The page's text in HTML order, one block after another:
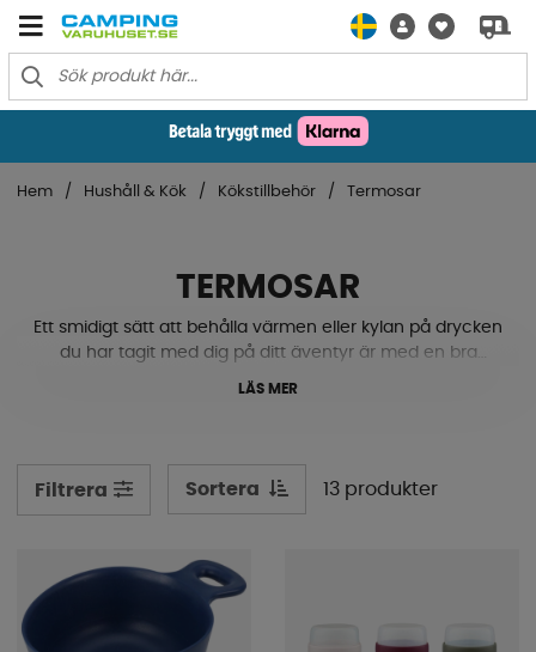
Hem Hushåll & Kök Kökstillbehör Termosar
TERMOSAR
Ett smidigt sätt att behålla värmen eller kylan på drycken
du har tagit med dig på ditt äventyr är med en bra
termos. Vi har termosar i flera utföranden, med motiv,
LÄS MER
Filtrera Sortera 13 produkter